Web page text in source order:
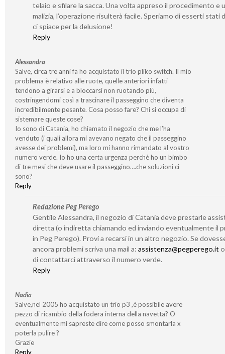
telaio e sfilare la sacca. Una volta appreso il procedimento e
malizia, l’operazione risulterà facile. Speriamo di esserti stati
ci spiace per la delusione!
Reply
Alessandra
Salve, circa tre anni fa ho acquistato il trio pliko switch. Il mio
problema è relativo alle ruote, quelle anteriori infatti
tendono a girarsi e a bloccarsi non ruotando più,
costringendomi così a trascinare il passeggino che diventa
incredibilmente pesante. Cosa posso fare? Chi si occupa di
sistemare queste cose?
Io sono di Catania, ho chiamato il negozio che me l’ha
venduto (i quali allora mi avevano negato che il passeggino
avesse dei problemi), ma loro mi hanno rimandato al vostro
numero verde. Io ho una certa urgenza perchè ho un bimbo
di tre mesi che deve usare il passeggino….che soluzioni ci
sono?
Reply
Redazione Peg Perego
Gentile Alessandra, il negozio di Catania deve prestarle
diretta (o indiretta chiamando ed inviando eventualmente il
in Peg Perego). Provi a recarsi in un altro negozio. Se
ancora problemi scriva una mail a: assistenza@pegperego.ito
di contattarci attraverso il numero verde.
Reply
Nadia
Salve,nel 2005 ho acquistato un trio p3 ,è possibile avere
pezzo di ricambio della fodera interna della navetta? O
eventualmente mi sapreste dire come posso smontarla x
poterla pulire ?
Grazie
Reply